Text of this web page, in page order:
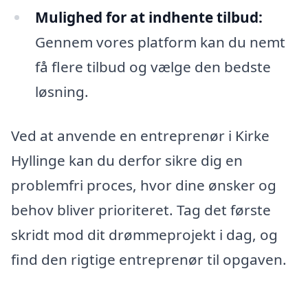
Mulighed for at indhente tilbud:
Gennem vores platform kan du nemt
få flere tilbud og vælge den bedste
løsning.
Ved at anvende en entreprenør i Kirke
Hyllinge kan du derfor sikre dig en
problemfri proces, hvor dine ønsker og
behov bliver prioriteret. Tag det første
skridt mod dit drømmeprojekt i dag, og
find den rigtige entreprenør til opgaven.